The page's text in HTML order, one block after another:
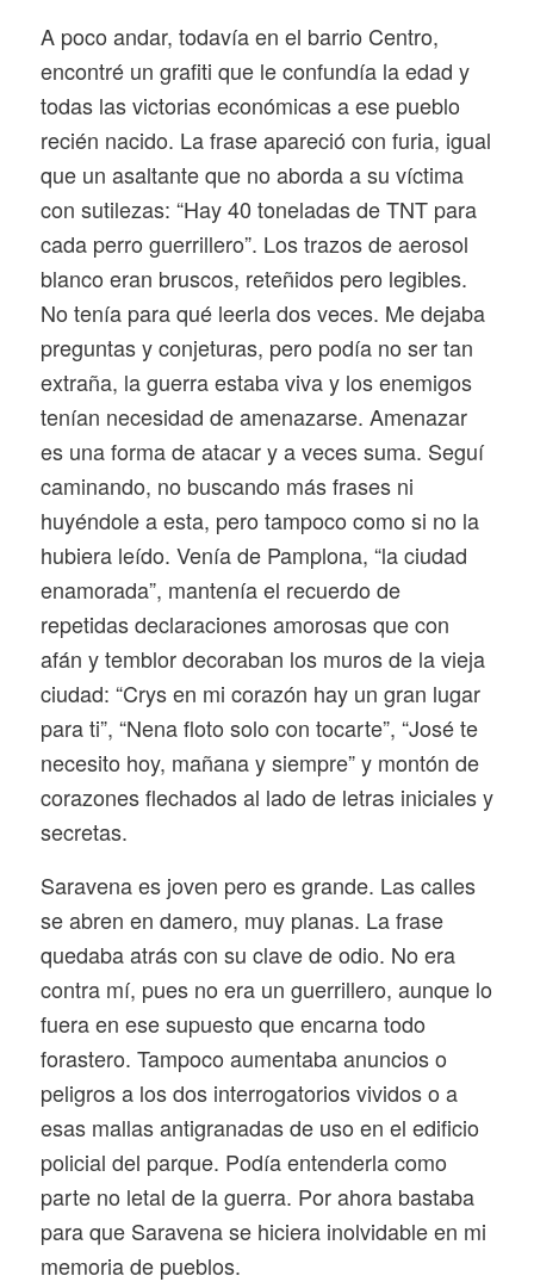
A poco andar, todavía en el barrio Centro,
encontré un grafiti que le confundía la edad y
todas las victorias económicas a ese pueblo
recién nacido. La frase apareció con furia, igual
que un asaltante que no aborda a su víctima
con sutilezas: “Hay 40 toneladas de TNT para
cada perro guerrillero”. Los trazos de aerosol
blanco eran bruscos, reteñidos pero legibles.
No tenía para qué leerla dos veces. Me dejaba
preguntas y conjeturas, pero podía no ser tan
extraña, la guerra estaba viva y los enemigos
tenían necesidad de amenazarse. Amenazar
es una forma de atacar y a veces suma. Seguí
caminando, no buscando más frases ni
huyéndole a esta, pero tampoco como si no la
hubiera leído. Venía de Pamplona, “la ciudad
enamorada”, mantenía el recuerdo de
repetidas declaraciones amorosas que con
afán y temblor decoraban los muros de la vieja
ciudad: “Crys en mi corazón hay un gran lugar
para ti”, “Nena floto solo con tocarte”, “José te
necesito hoy, mañana y siempre” y montón de
corazones flechados al lado de letras iniciales y
secretas.
Saravena es joven pero es grande. Las calles
se abren en damero, muy planas. La frase
quedaba atrás con su clave de odio. No era
contra mí, pues no era un guerrillero, aunque lo
fuera en ese supuesto que encarna todo
forastero. Tampoco aumentaba anuncios o
peligros a los dos interrogatorios vividos o a
esas mallas antigranadas de uso en el edificio
policial del parque. Podía entenderla como
parte no letal de la guerra. Por ahora bastaba
para que Saravena se hiciera inolvidable en mi
memoria de pueblos.